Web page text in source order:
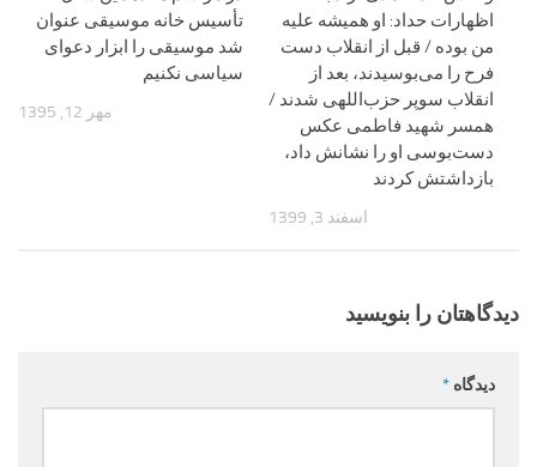
تأسیس خانه موسیقی عنوان
شد موسیقی را ابزار دعوای
سیاسی نکنیم
مهر 12, 1395
اظهارات حداد: او همیشه علیه
من بوده / قبل از انقلاب دست
فرح را می‌بوسیدند، بعد از
انقلاب سوپر حزب‌اللهی شدند /
همسر شهید فاطمی عکس
دست‌بوسی او را نشانش داد،
بازداشتش کردند
اسفند 3, 1399
دیدگاهتان را بنویسید
دیدگاه *